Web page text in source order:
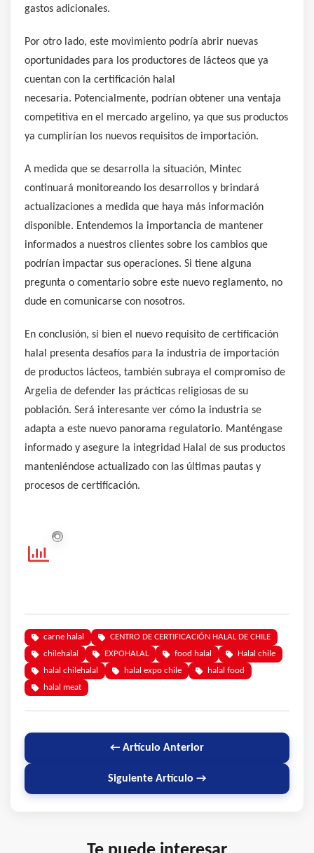
gastos adicionales.
Por otro lado, este movimiento podría abrir nuevas
oportunidades para los productores de lácteos que ya
cuentan con la certificación halal
necesaria. Potencialmente, podrían obtener una ventaja
competitiva en el mercado argelino, ya que sus productos
ya cumplirían los nuevos requisitos de importación.
A medida que se desarrolla la situación, Mintec
continuará monitoreando los desarrollos y brindará
actualizaciones a medida que haya más información
disponible. Entendemos la importancia de mantener
informados a nuestros clientes sobre los cambios que
podrían impactar sus operaciones. Si tiene alguna
pregunta o comentario sobre este nuevo reglamento, no
dude en comunicarse con nosotros.
En conclusión, si bien el nuevo requisito de certificación
halal presenta desafíos para la industria de importación
de productos lácteos, también subraya el compromiso de
Argelia de defender las prácticas religiosas de su
población. Será interesante ver cómo la industria se
adapta a este nuevo panorama regulatorio. Manténgase
informado y asegure la integridad Halal de sus productos
manteniéndose actualizado con las últimas pautas y
procesos de certificación.
carne halal
CENTRO DE CERTIFICACIÓN HALAL DE CHILE
chilehalal
EXPOHALAL food halal
Halal chile
halal chilehalal
halal expo chile
halal food
halal meat
← Artículo Anterior
Siguiente Artículo →